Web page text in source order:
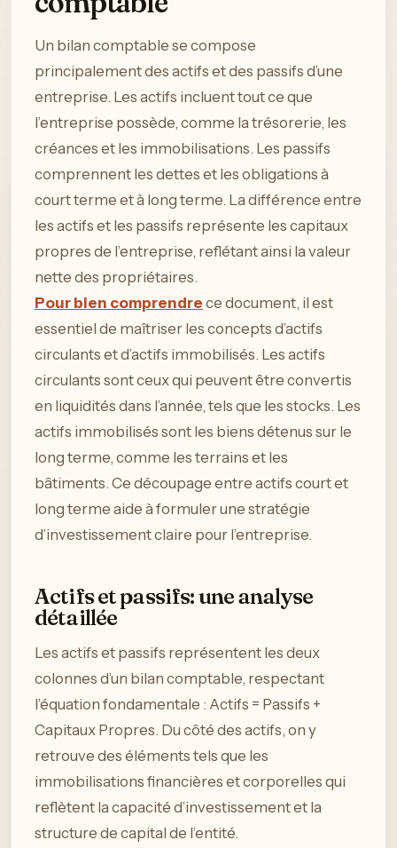
Un bilan comptable se compose
principalement des actifs et des passifs d’une
entreprise. Les actifs incluent tout ce que
l’entreprise possède, comme la trésorerie, les
créances et les immobilisations. Les passifs
comprennent les dettes et les obligations à
court terme et à long terme. La différence entre
les actifs et les passifs représente les capitaux
propres de l’entreprise, reflétant ainsi la valeur
nette des propriétaires.
Pour bien comprendre ce document, il est
essentiel de maîtriser les concepts d’actifs
circulants et d’actifs immobilisés. Les actifs
circulants sont ceux qui peuvent être convertis
en liquidités dans l’année, tels que les stocks. Les
actifs immobilisés sont les biens détenus sur le
long terme, comme les terrains et les
bâtiments. Ce découpage entre actifs court et
long terme aide à formuler une stratégie
d’investissement claire pour l’entreprise.
Actifs et passifs: une analyse
détaillée
Les actifs et passifs représentent les deux
colonnes d’un bilan comptable, respectant
l’équation fondamentale : Actifs = Passifs +
Capitaux Propres. Du côté des actifs, on y
retrouve des éléments tels que les
immobilisations financières et corporelles qui
reflètent la capacité d’investissement et la
structure de capital de l’entité.